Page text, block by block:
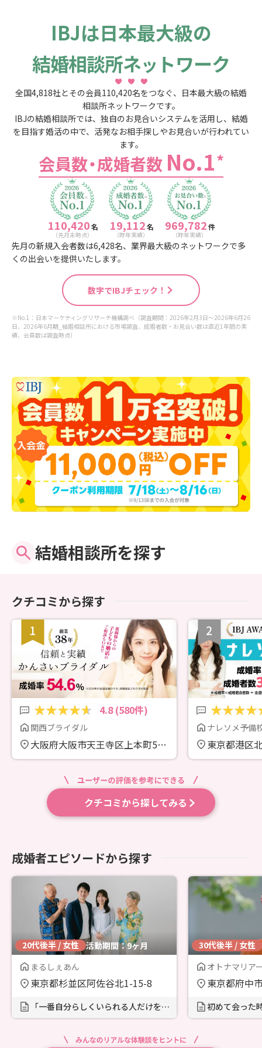
IBJは日本最大級の
結婚相談所ネッ トワーク
全国4,818社とその会員110,420名をつなぐ、日本最大級の結婚
相談所ネットワークです。
IBJの結婚相談所では、独自のお見合いシステムを活用し、結婚
を目指す婚活の中で、活発なお相手探しやお見合いが行われてい
ます。
会員数・成婚者数 No.1*
110,420名
（先月末時点）
19,112名
（昨年実績）
969,782件
（昨年実績）
先月の新規入会者数は6,428名、業界最大級のネットワークで多
くの出会いを提供いたします。
数字でIBJチェック！
※No.1：日本マーケティングリサーチ機構調べ（調査期間：2026年2月3日～2026年6月26
日、2026年6月期_結婚相談所における市場調査、成婚者数・お見合い数は直近1年間の実
績、会員数は調査時点）
結婚相談所を探す
クチコミから探す
4.8 (580件)
関西ブライダル
大阪府大阪市天王寺区上本町5-3-
16 サイネックスビル4F
ナレソメ予備
東京都港区
ビル5階
クチコミから探してみる
成婚者エピソードから探す
20代後半 / 女性
活動期間：9ヶ月
まるしぇあん
東京都杉並区阿佐谷北1-15-8
「一番自分らしくいられる人だけを選
びなさい」カウンセラーの一言に背中
を押されました
30代後半 / 女性
オトナマリア
東京都府中
初めて会った
って感じた！